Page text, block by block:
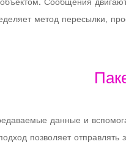
метод пересылки,
данные и
позволяет